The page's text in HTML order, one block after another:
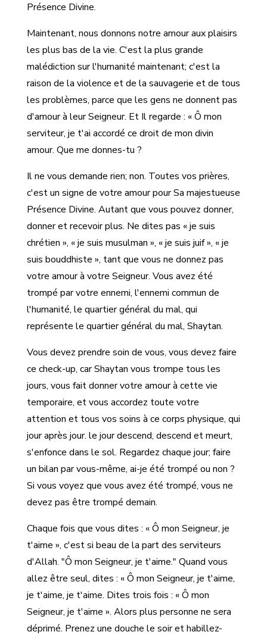
Présence Divine.
Maintenant, nous donnons notre amour aux plaisirs
les plus bas de la vie. C'est la plus grande
malédiction sur l'humanité maintenant; c'est la
raison de la violence et de la sauvagerie et de tous
les problèmes, parce que les gens ne donnent pas
d'amour à leur Seigneur. Et Il regarde : « Ô mon
serviteur, je t'ai accordé ce droit de mon divin
amour. Que me donnes-tu ?
Il ne vous demande rien; non. Toutes vos prières,
c'est un signe de votre amour pour Sa majestueuse
Présence Divine. Autant que vous pouvez donner,
donner et recevoir plus. Ne dites pas « je suis
chrétien », « je suis musulman », « je suis juif », « je
suis bouddhiste », tant que vous ne donnez pas
votre amour à votre Seigneur. Vous avez été
trompé par votre ennemi, l'ennemi commun de
l'humanité, le quartier général du mal, qui
représente le quartier général du mal, Shaytan.
Vous devez prendre soin de vous, vous devez faire
ce check-up, car Shaytan vous trompe tous les
jours, vous fait donner votre amour à cette vie
temporaire, et vous accordez toute votre
attention et tous vos soins à ce corps physique, qui
jour après jour. le jour descend, descend et meurt,
s'enfonce dans le sol. Regardez chaque jour; faire
un bilan par vous-même, ai-je été trompé ou non ?
Si vous voyez que vous avez été trompé, vous ne
devez pas être trompé demain.
Chaque fois que vous dites : « Ô mon Seigneur, je
t'aime », c'est si beau de la part des serviteurs
d'Allah. "Ô mon Seigneur, je t'aime." Quand vous
allez être seul, dites : « Ô mon Seigneur, je t'aime,
je t'aime, je t'aime. Dites trois fois : « Ô mon
Seigneur, je t'aime ». Alors plus personne ne sera
déprimé. Prenez une douche le soir et habillez-